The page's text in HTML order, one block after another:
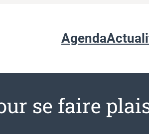
Agenda
se faire